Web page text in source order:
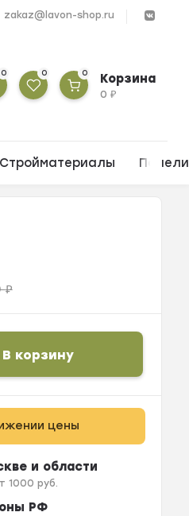
zakaz@lavon-shop.ru
0 0 0 Корзина
0₽
Стройматериалы
₽
В корзину
цены
и области
1000 руб.
РФ